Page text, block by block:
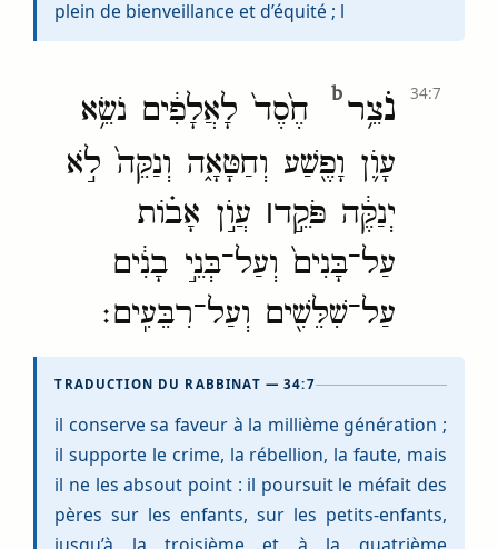
plein de bienveillance et d’équité ; l
נֹצֵ֥רb
חֶ֙סֶד֙ לָאֲלָפִ֔ים נֹשֵׂ֥א
עָוֺ֛ן וָפֶ֖שַׁע וְחַטָּאָ֑ה וְנַקֵּה֙ לֹ֣א
יְנַקֶּ֔ה פֹּקֵ֣ד׀ עֲוֺ֣ן אָב֗וֹת
עַל־בָּנִים֙ וְעַל־בְּנֵ֣י בָנִ֔ים
עַל־שִׁלֵּשִׁ֖ים וְעַל־רִבֵּעִֽים׃
34:7
TRADUCTION DU RABBINAT — 34:7
il conserve sa faveur à la millième génération ;
il supporte le crime, la rébellion, la faute, mais
il ne les absout point : il poursuit le méfait des
pères sur les enfants, sur les petits-enfants,